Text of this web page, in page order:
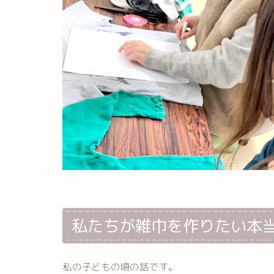
私たちが雑巾を作りたい本
私の子どもの頃の話です。